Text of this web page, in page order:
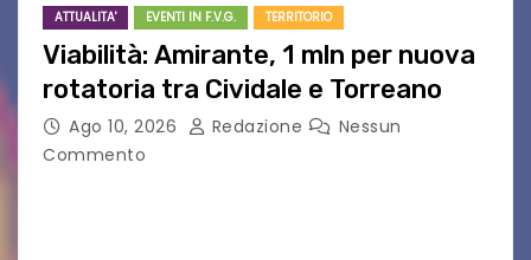
ATTUALITA' EVENTI IN F.V.G. TERRITORIO
Viabilità: Amirante, 1 mln per nuova
rotatoria tra Cividale e Torreano
Ago 10, 2026 Redazione
Nessun
Commento